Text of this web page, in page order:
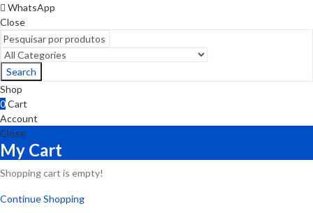
WhatsApp
Close
Search
Shop
0Cart
Account
Close
My Cart
Shopping cart is empty!
Continue Shopping